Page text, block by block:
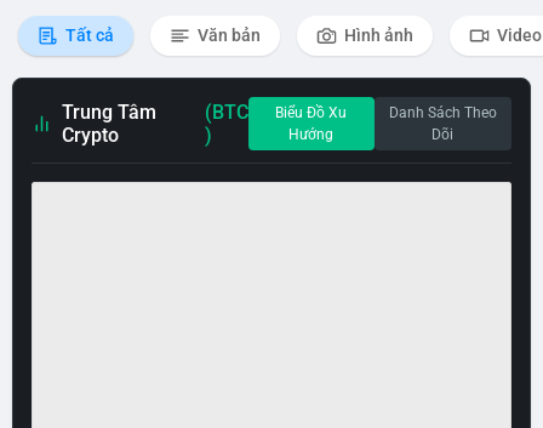
Tất cả Văn bản Hình ảnh Video
Trung Tâm
Crypto
(BTC
)
Biểu Đồ Xu
Hướng
Danh Sách Theo
Dõi